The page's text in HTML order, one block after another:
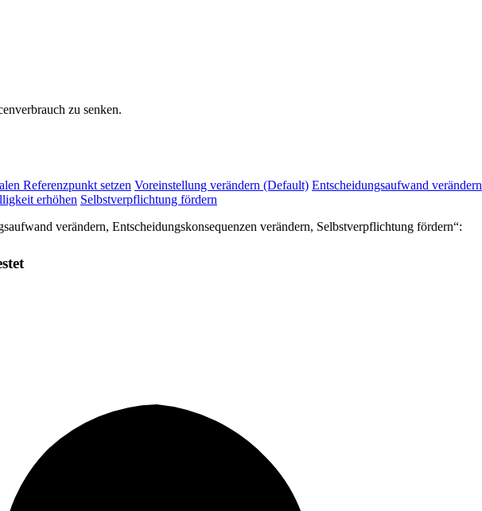
zu senken.
Referenzpunkt setzen Voreinstellung verändern (Default) Entscheidungsaufwand verändern
erhöhen Selbstverpflichtung fördern
verändern, Entscheidungskonsequenzen verändern, Selbstverpflichtung fördern“: